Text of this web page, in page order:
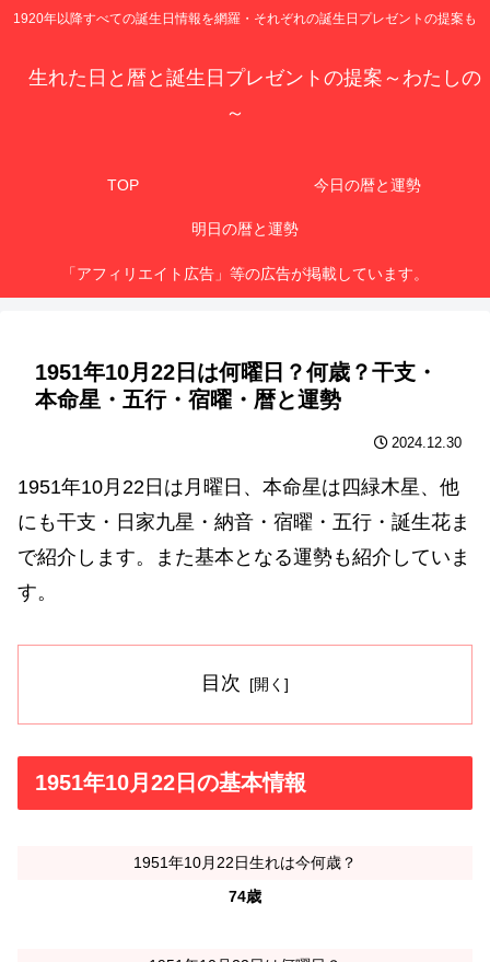
1920年以降すべての誕生日情報を網羅・それぞれの誕生日プレゼントの提案も
生れた日と暦と誕生日プレゼントの提案～わたしの
～
TOP 今日の暦と運勢
明日の暦と運勢
「アフィリエイト広告」等の広告が掲載しています。
1951年10月22日は何曜日？何歳？干支・
本命星・五行・宿曜・暦と運勢
2024.12.30
1951年10月22日は月曜日、本命星は四緑木星、他
にも干支・日家九星・納音・宿曜・五行・誕生花ま
で紹介します。また基本となる運勢も紹介していま
す。
目次
1951年10月22日の基本情報
1951年10月22日生れは今何歳？
74歳